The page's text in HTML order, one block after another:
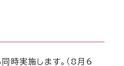
時実施します。（8月6